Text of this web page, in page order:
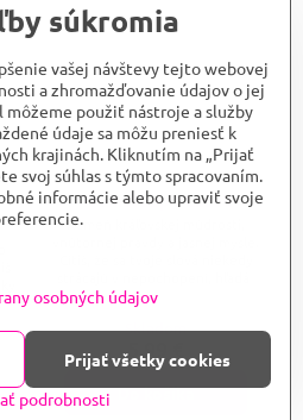
Tromel Lapis Lazuli
Kameň kráľovskej múdrosti,
kľúč k svojej hlbokej intuícii,
ktorú si doteraz len ticho tušil(a),
alebo potrebuješ jasný vhľad do
situácií, aby si sa mohol(a)
rozhodovať s istotou kráľa? Lapis
Lazuli je tvojím posvätným
Skladom
5,99 €
Do košíka
súkromia
vašej návštevy tejto webovej
a zhromažďovanie údajov o jej
použiť nástroje a služby
údaje sa môžu preniesť k
krajinách. Kliknutím na „Prijať
svoj súhlas s týmto spracovaním.
informácie alebo upraviť svoje
osobných údajov
podrobnosti
Prijať všetky cookies